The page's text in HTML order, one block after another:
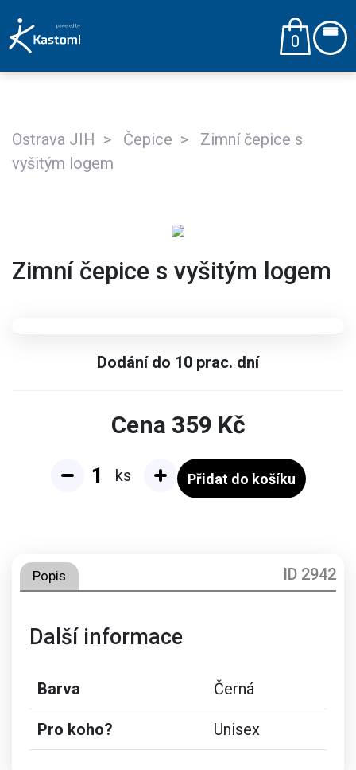
0
Ostrava JIH Čepice
Zimní čepice s
vyšitým logem
Zimní čepice s vyšitým logem
Dodání do 10 prac. dní
Cena 359 Kč
ks Přidat do košíku
ID 2942
Popis
Další informace
Barva Černá
Pro koho? Unisex